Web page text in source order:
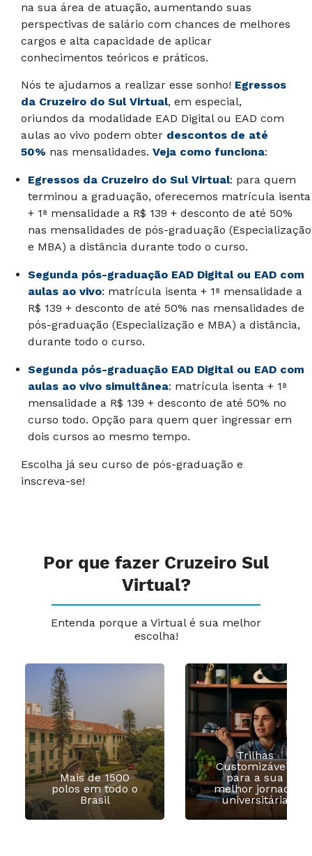
na sua área de atuação, aumentando suas
perspectivas de salário com chances de melhores
cargos e alta capacidade de aplicar
conhecimentos teóricos e práticos.
Nós te ajudamos a realizar esse sonho! Egressos
da Cruzeiro do Sul Virtual, em especial,
oriundos da modalidade EAD Digital ou EAD com
aulas ao vivo podem obter descontos de até
50% nas mensalidades. Veja como funciona:
Egressos da Cruzeiro do Sul Virtual: para quem
terminou a graduação, oferecemos matrícula isenta
+ 1ª mensalidade a R$ 139 + desconto de até 50%
nas mensalidades de pós-graduação (Especialização
e MBA) a distância durante todo o curso.
Segunda pós-graduação EAD Digital ou EAD com
aulas ao vivo: matrícula isenta + 1ª mensalidade a
R$ 139 + desconto de até 50% nas mensalidades de
pós-graduação (Especialização e MBA) a distância,
durante todo o curso.
Segunda pós-graduação EAD Digital ou EAD com
aulas ao vivo simultânea: matrícula isenta + 1ª
mensalidade a R$ 139 + desconto de até 50% no
curso todo. Opção para quem quer ingressar em
dois cursos ao mesmo tempo.
Escolha já seu curso de pós-graduação e
inscreva-se!
Por que fazer Cruzeiro Sul
Virtual?
Entenda porque a Virtual é sua melhor
escolha!
Mais de 1500
polos em todo o
Brasil
Trilhas
Customizáveis
para a sua
melhor jornada
universitária